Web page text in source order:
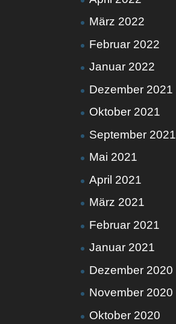
März 2022
Februar 2022
Januar 2022
Dezember 2021
Oktober 2021
September 2021
Mai 2021
April 2021
März 2021
Februar 2021
Januar 2021
Dezember 2020
November 2020
Oktober 2020